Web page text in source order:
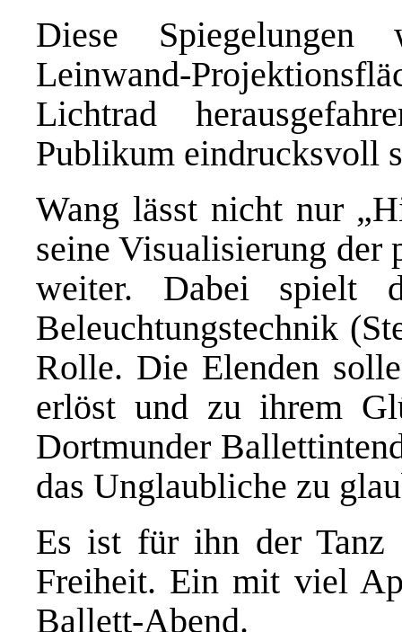
Diese
Leinwand-
Lichtrad
Publikum eindrucksvoll
Wang lässt nicht nur
seine Visualisierung der
weiter. Dabei spielt
Beleuchtungstechnik
Rolle. Die Elenden
erlöst und zu ihrem
Dortmunder
das Unglaubliche zu
Es ist für ihn der Tanz
Freiheit. Ein mit viel
Ballett-Abend.